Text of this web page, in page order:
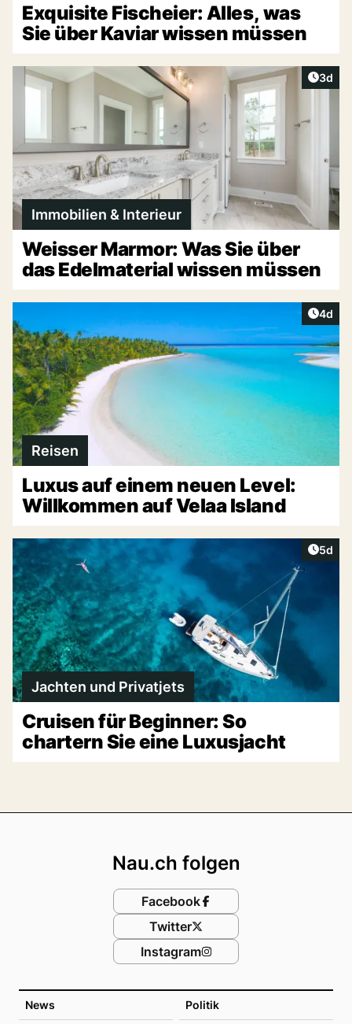
Exquisite Fischeier: Alles, was
Sie über Kaviar wissen müssen
3d
Immobilien & Interieur
Weisser Marmor: Was Sie über
das Edelmaterial wissen müssen
4d
Reisen
Luxus auf einem neuen Level:
Willkommen auf Velaa Island
5d
Jachten und Privatjets
Cruisen für Beginner: So
chartern Sie eine Luxusjacht
News Politik
Nau.ch folgen
Facebook
Twitter
Instagram